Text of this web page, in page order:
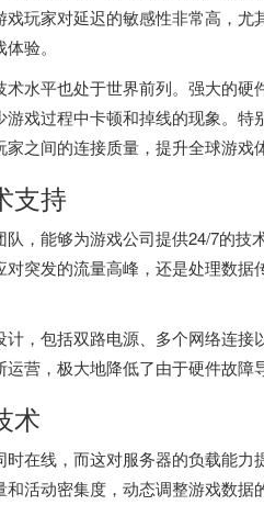
玩家对延迟的敏感性非常高，尤
验。
水平也处于世界前列。强大的硬
戏过程中卡顿和掉线的现象。特
之间的连接质量，提升全球游戏
支持
，能够为游戏公司提供24/7的技
突发的流量高峰，还是处理数据
，包括双路电源、多个网络连
营，极大地降低了由于硬件故障
术
在线，而这对服务器的负载能力
活动密集度，动态调整游戏数据